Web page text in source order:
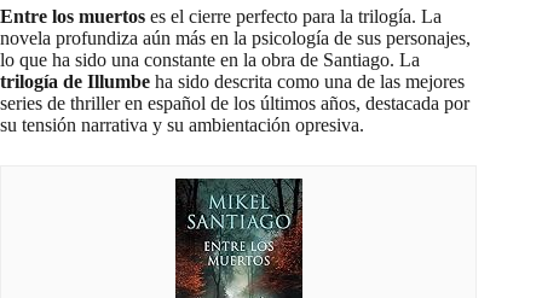
Entre los muertos es el cierre perfecto para la trilogía. La
novela profundiza aún más en la psicología de sus personajes,
lo que ha sido una constante en la obra de Santiago. La
trilogía de Illumbe ha sido descrita como una de las mejores
series de thriller en español de los últimos años, destacada por
su tensión narrativa y su ambientación opresiva.